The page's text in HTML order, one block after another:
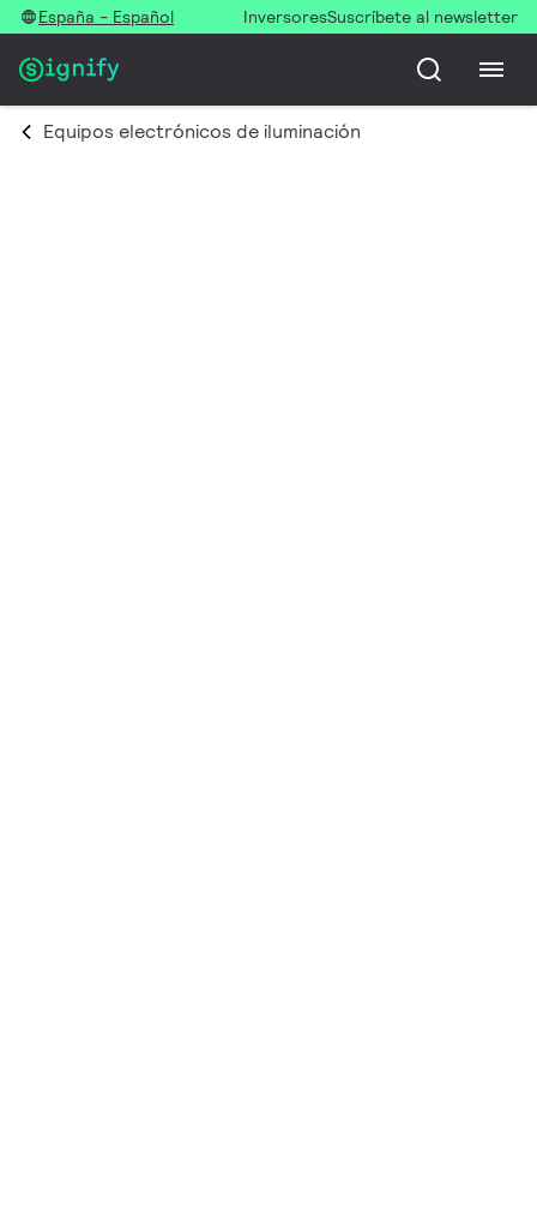
España - Español InversoresSuscríbete al newsletter
Equipos electrónicos de iluminación